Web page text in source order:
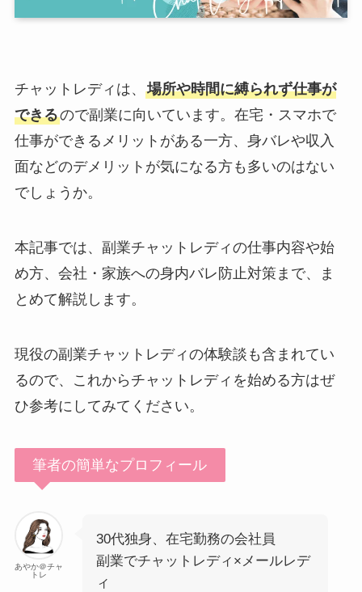
チャットレディは、 場所や時間に縛られず仕事が
できるので副業に向いています。在宅・スマホで
仕事ができるメリットがある一方、身バレや収入
面などのデメリットが気になる方も多いのはない
でしょうか。
本記事では、副業チャットレディの仕事内容や始
め方、会社・家族への身内バレ防止対策まで、ま
とめて解説します。
現役の副業チャットレディの体験談も含まれてい
るので、これからチャットレディを始める方はぜ
ひ参考にしてみてください。
筆者の簡単なプロフィール
あやか＠チャ
トレ
30代独身、在宅勤務の会社員
副業でチャットレディ×メールレデ
ィ